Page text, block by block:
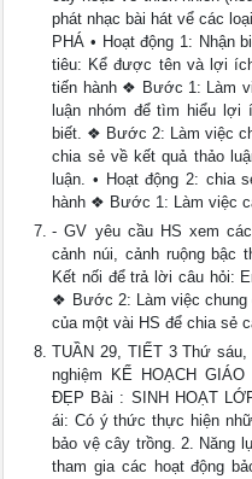
phát nhạc bài hát vể các
PHÁ • Hoạt động 1: Nhận
tiêu: Kể được tên và lợi
tiến hành ❖ Bước 1: Làm
luận nhóm để tìm hiểu
biết. ❖ Bước 2: Làm việc
chia sẻ về kết quả thảo
luận. • Hoạt động 2: chia
hành ❖ Bước 1: Làm việc
- GV yêu cầu HS xem
cảnh núi, cảnh ruộng bậc
Kết nối để trả lời câu hỏi:
❖ Bước 2: Làm việc chung
của một vài HS để chia sẻ
TUẦN 29, TIẾT 3 Thứ sáu,
nghiệm KẾ HOẠCH
ĐẸP Bài : SINH HOẠT
ái: Có ý thức thực hiện
bảo vệ cây trồng. 2. Năng
tham gia các hoạt động